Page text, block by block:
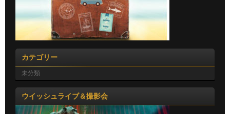
カテゴリー
未分類
ウイッシュライブ＆撮影会